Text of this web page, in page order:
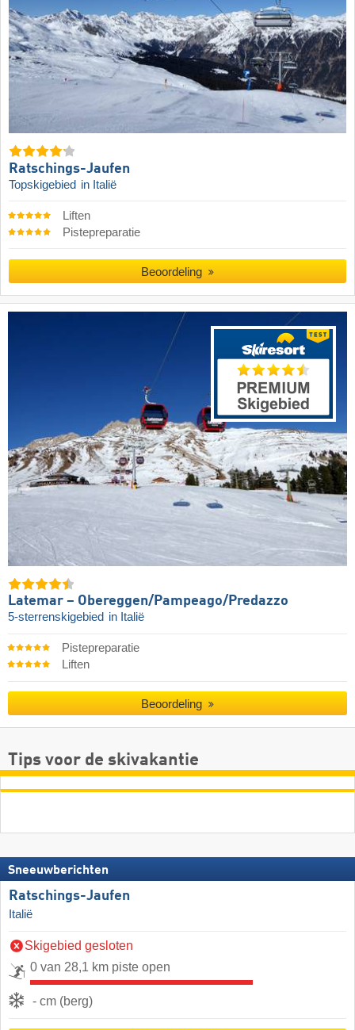
Ratschings-Jaufen
Topskigebied in Italië
Liften
Pistepreparatie
Beoordeling
Latemar – Obereggen/​Pampeago/​Predazzo
5-sterrenskigebied in Italië
Pistepreparatie
Liften
Beoordeling
Tips voor de skivakantie
Sneeuwberichten
Ratschings-Jaufen
Italië
Skigebied gesloten
0 van 28,1 km piste open
- cm (berg)